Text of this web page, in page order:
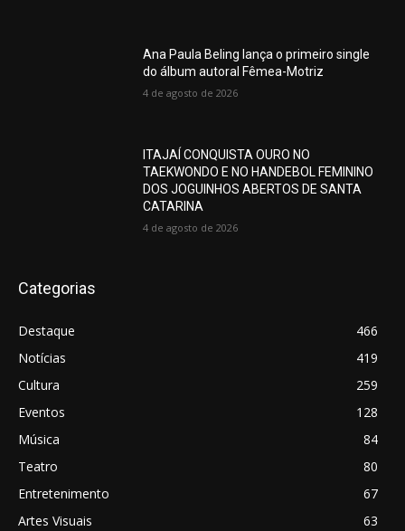
Ana Paula Beling lança o primeiro single
do álbum autoral Fêmea-Motriz
4 de agosto de 2026
ITAJAÍ CONQUISTA OURO NO
TAEKWONDO E NO HANDEBOL FEMININO
DOS JOGUINHOS ABERTOS DE SANTA
CATARINA
4 de agosto de 2026
Categorias
Destaque
466
Notícias
419
Cultura
259
Eventos
128
Música
84
Teatro
80
Entretenimento
67
Artes Visuais
63